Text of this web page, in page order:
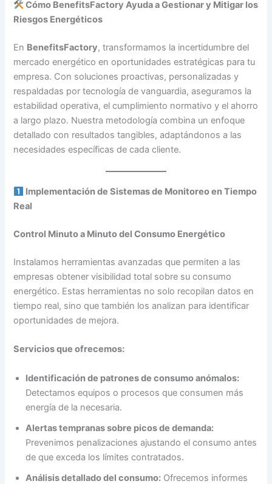
Cómo BenefitsFactory Ayuda a Gestionar y Mitigar los
Riesgos Energéticos
En BenefitsFactory, transformamos la incertidumbre del
mercado energético en oportunidades estratégicas para tu
empresa. Con soluciones proactivas, personalizadas y
respaldadas por tecnología de vanguardia, aseguramos la
estabilidad operativa, el cumplimiento normativo y el ahorro
a largo plazo. Nuestra metodología combina un enfoque
detallado con resultados tangibles, adaptándonos a las
necesidades específicas de cada cliente.
Implementación de Sistemas de Monitoreo en Tiempo
Real
Control Minuto a Minuto del Consumo Energético
Instalamos herramientas avanzadas que permiten a las
empresas obtener visibilidad total sobre su consumo
energético. Estas herramientas no solo recopilan datos en
tiempo real, sino que también los analizan para identificar
oportunidades de mejora.
Servicios que ofrecemos:
Identificación de patrones de consumo anómalos:
Detectamos equipos o procesos que consumen más
energía de la necesaria.
Alertas tempranas sobre picos de demanda:
Prevenimos penalizaciones ajustando el consumo antes
de que exceda los límites contratados.
Análisis detallado del consumo: Ofrecemos informes